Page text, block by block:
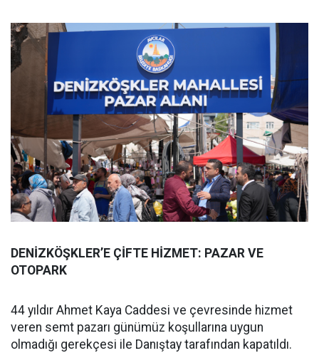
DENİZKÖŞKLER’E ÇİFTE HİZMET: PAZAR VE
OTOPARK
44 yıldır Ahmet Kaya Caddesi ve çevresinde hizmet
veren semt pazarı günümüz koşullarına uygun
olmadığı gerekçesi ile Danıştay tarafından kapatıldı.